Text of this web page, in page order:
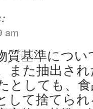
am
質基準につ
また抽出さ
としても、
して捨てら